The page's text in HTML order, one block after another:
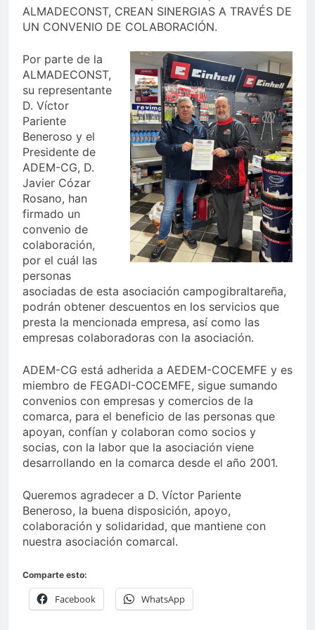
ALMADECONST, CREAN SINERGIAS A TRAVÉS DE
UN CONVENIO DE COLABORACIÓN.
Por parte de la
ALMADECONST,
su representante
D. Víctor
Pariente
Beneroso y el
Presidente de
ADEM-CG, D.
Javier Cózar
Rosano, han
firmado un
convenio de
colaboración,
por el cuál las
personas
asociadas de esta asociación campogibraltareña,
podrán obtener descuentos en los servicios que
presta la mencionada empresa, así como las
empresas colaboradoras con la asociación.
ADEM-CG está adherida a AEDEM-COCEMFE y es
miembro de FEGADI-COCEMFE, sigue sumando
convenios con empresas y comercios de la
comarca, para el beneficio de las personas que
apoyan, confían y colaboran como socios y
socias, con la labor que la asociación viene
desarrollando en la comarca desde el año 2001.
Queremos agradecer a D. Víctor Pariente
Beneroso, la buena disposición, apoyo,
colaboración y solidaridad, que mantiene con
nuestra asociación comarcal.
Comparte esto:
Facebook WhatsApp